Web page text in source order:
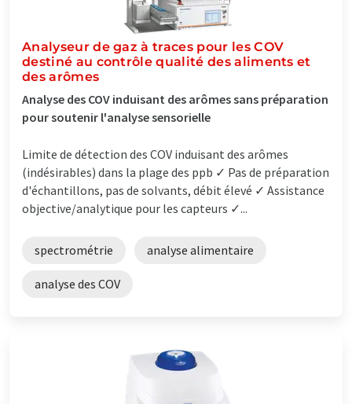
Analyseur de gaz à traces pour les COV
destiné au contrôle qualité des aliments et
des arômes
Analyse des COV induisant des arômes sans préparation
pour soutenir l'analyse sensorielle
Limite de détection des COV induisant des arômes
(indésirables) dans la plage des ppb ✓ Pas de préparation
d'échantillons, pas de solvants, débit élevé ✓ Assistance
objective/analytique pour les capteurs ✓...
spectrométrie analyse alimentaire
analyse des COV